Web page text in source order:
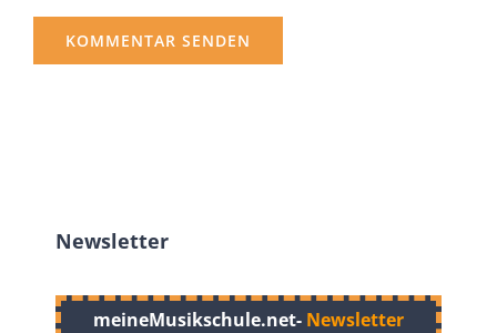
Newsletter
meineMusikschule.net- Newsletter